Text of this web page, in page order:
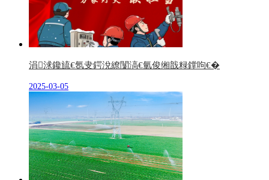
涓浗鑱旈€氬叏鍔涗繚闅滈€氫俊缃戠粶鐣呴€�
2025-03-05